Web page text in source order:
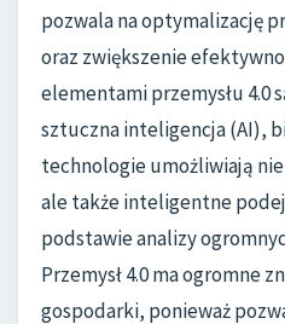
pozwala na optymalizację
oraz zwiększenie
elementami przemysłu 4.0
sztuczna inteligencja (AI),
technologie umożliwiają
ale także inteligentne
podstawie analizy
Przemysł 4.0 ma ogromne
gospodarki, ponieważ